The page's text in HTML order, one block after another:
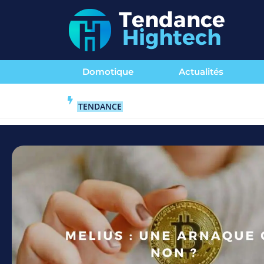
Domotique Actualités
TENDANCE